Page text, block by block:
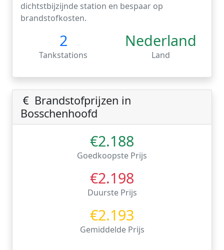
dichtstbijzijnde station en bespaar op
brandstofkosten.
2
Tankstations
Nederland
Land
Brandstofprijzen in
Bosschenhoofd
€2.188
Goedkoopste Prijs
€2.198
Duurste Prijs
€2.193
Gemiddelde Prijs